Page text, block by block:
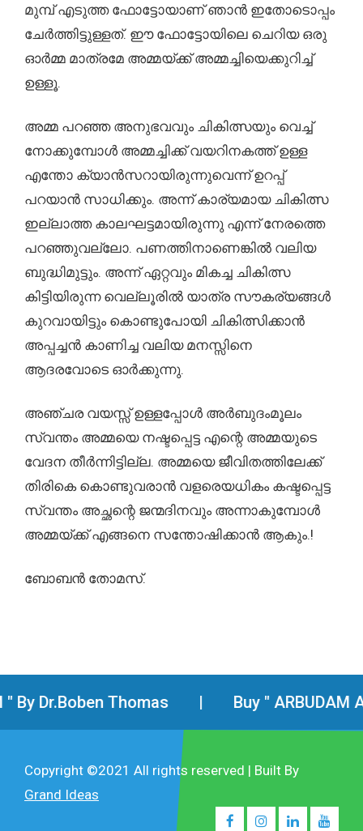
മുമ്പ് എടുത്ത ഫോട്ടോയാണ് ഞാൻ ഇതോടൊപ്പം
ചേർത്തിട്ടുള്ളത്. ഈ ഫോട്ടോയിലെ ചെറിയ ഒരു
ഓർമ്മ മാത്രമേ അമ്മയ്ക്ക് അമ്മച്ചിയെക്കുറിച്ച്
ഉള്ളൂ.
അമ്മ പറഞ്ഞ അനുഭവവും ചികിത്സയും വെച്ച്
നോക്കുമ്പോൾ അമ്മച്ചിക്ക് വയറിനകത്ത് ഉള്ള
എന്തോ ക്യാൻസറായിരുന്നുവെന്ന് ഉറപ്പ്
പറയാൻ സാധിക്കും. അന്ന് കാര്യമായ ചികിത്സ
ഇല്ലാത്ത കാലഘട്ടമായിരുന്നു എന്ന് നേരത്തെ
പറഞ്ഞുവല്ലോ. പണത്തിനാണെങ്കിൽ വലിയ
ബുദ്ധിമുട്ടും. അന്ന് ഏറ്റവും മികച്ച ചികിത്സ
കിട്ടിയിരുന്ന വെല്ലൂരിൽ യാത്ര സൗകര്യങ്ങൾ
കുറവായിട്ടും കൊണ്ടുപോയി ചികിത്സിക്കാൻ
അപ്പച്ചൻ കാണിച്ച വലിയ മനസ്സിനെ
ആദരവോടെ ഓർക്കുന്നു.
അഞ്ചര വയസ്സ് ഉള്ളപ്പോൾ അർബുദംമൂലം
സ്വന്തം അമ്മയെ നഷ്ടപ്പെട്ട എന്റെ അമ്മയുടെ
വേദന തീർന്നിട്ടില്ല. അമ്മയെ ജീവിതത്തിലേക്ക്
തിരികെ കൊണ്ടുവരാൻ വളരെയധികം കഷ്ടപ്പെട്ട
സ്വന്തം അച്ഛന്റെ ജന്മദിനവും അന്നാകുമ്പോൾ
അമ്മയ്ക്ക് എങ്ങനെ സന്തോഷിക്കാൻ ആകും.!
ബോബൻ തോമസ്.
Dr.Boben Thomas Buy " ARBUDAM
Copyright ©2021 All rights reserved | Built By
Grand Ideas